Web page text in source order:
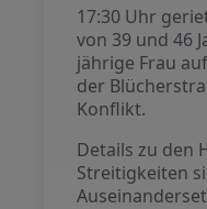
17:30 Uhr
von 39 und 46
jährige Frau
der
Konflikt.
Details zu den
Streitigkeiten